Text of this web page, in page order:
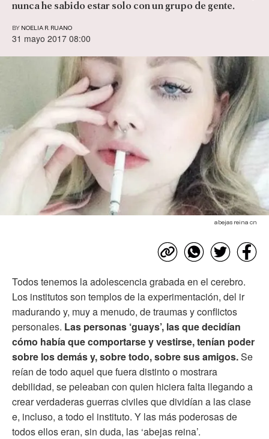
nunca he sabido estar solo con un grupo de gente.
BY NOELIA R. RUANO
31 mayo 2017 08:00
abejas reina cn
Todos tenemos la adolescencia grabada en el cerebro.
Los institutos son templos de la experimentación, del ir
madurando y, muy a menudo, de traumas y conflictos
personales. Las personas ‘guays’, las que decidían
cómo había que comportarse y vestirse, tenían poder
sobre los demás y, sobre todo, sobre sus amigos.Se
reían de todo aquel que fuera distinto o mostrara
debilidad, se peleaban con quien hiciera falta llegando a
crear verdaderas guerras civiles que dividían a las clase
e, incluso, a todo el instituto. Y las más poderosas de
todos ellos eran, sin duda, las ‘abejas reina’.